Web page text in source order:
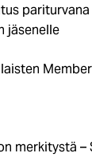
jäsenelle
merkitystä –